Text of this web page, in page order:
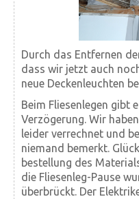
Durch das Entfernen
dass wir jetzt auch
neue Decken­leuchten
Beim Fliesen­legen gibt
Verzögerung. Wir
leider verrechnet und
niemand bemerkt.
bestellung des
die Fliesen­leg-Pause
überbrückt. Der